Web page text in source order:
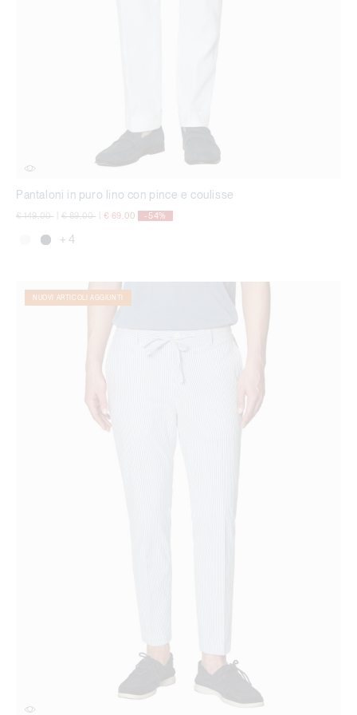
Pantaloni in puro lino con pince e coulisse
Price reduced from
€ 149,00to Price reduced from
€ 89,00to € 69,00 -54%
+ 4
NUOVI ARTICOLI AGGIUNTI